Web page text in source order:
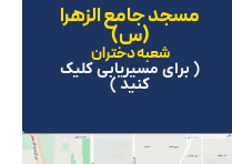
مسجد جامع الزهرا
(س)
شعبه دختران
( برای مسیریابی کلیک
کنید )